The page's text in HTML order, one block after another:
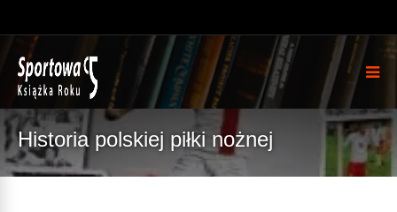
Historia polskiej piłki nożnej